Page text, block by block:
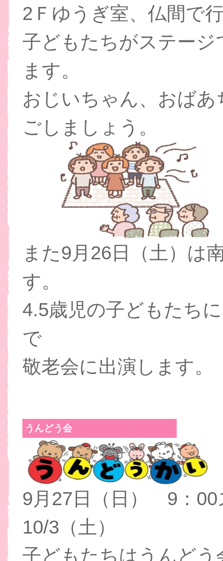
2Ｆゆうぎ室、仏間で
子どもたちがステー
ます。
おじいちゃん、おば
ごしましょう。
また9月26日（土）は
す。
4.5歳児の子どもたち
で
敬老会に出演します。
うんどう会
9月27日（日） 9：
10/3（土）
子どもたちはうんど